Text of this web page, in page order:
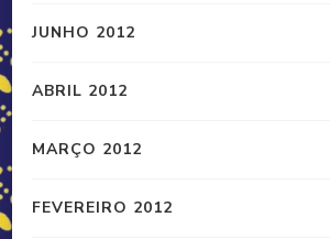
JUNHO 2012
ABRIL 2012
MARÇO 2012
FEVEREIRO 2012